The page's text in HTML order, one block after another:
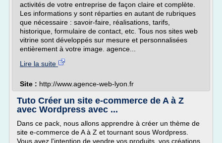
activités de votre entreprise de façon claire et complète.
Les informations y sont réparties en autant de rubriques
que nécessaire : savoir-faire, réalisations, tarifs,
historique, formulaire de contact, etc. Tous nos sites web
vitrine sont développés sur mesure et personnalisées
entièrement à votre image. agence...
Lire la suite
Site : http://www.agence-web-lyon.fr
Tuto Créer un site e-commerce de A à Z
avec Wordpress avec ...
Dans ce pack, nous allons apprendre à créer un thème de
site e-commerce de A à Z et tournant sous Wordpress.
Vous avez l'intention de vendre vos produits, vos créations